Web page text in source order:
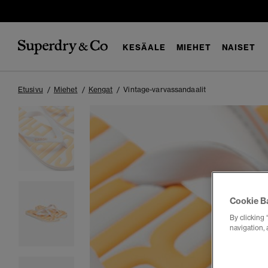
KESÄALE MIEHET NAISET
Etusivu Miehet Kengat Vintage-varvassandaalit
Cookie
By clicking
navigation,